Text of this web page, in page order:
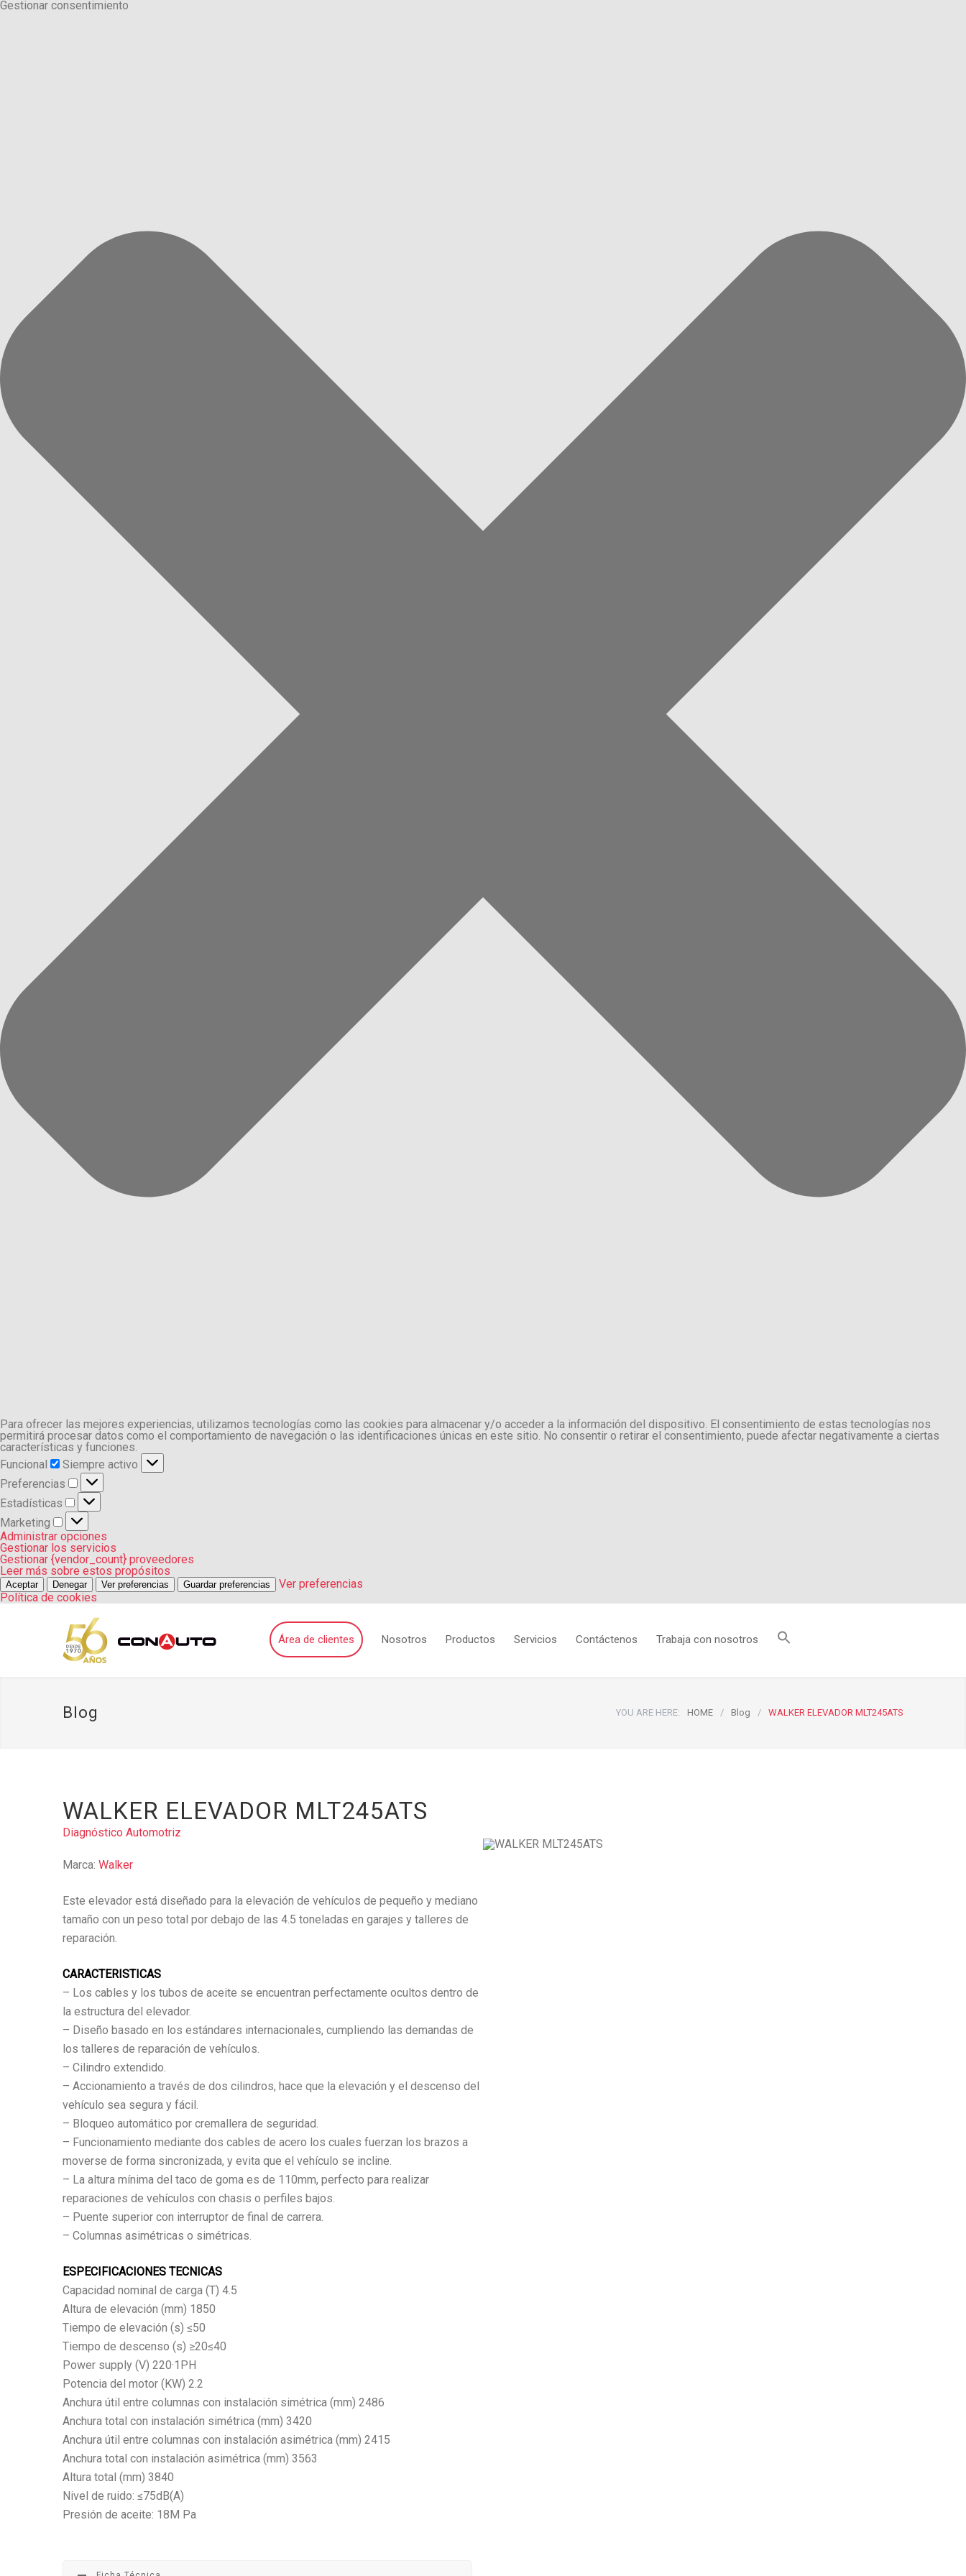
Gestionar consentimiento
Para ofrecer las mejores experiencias, utilizamos tecnologías como las cookies para almacenar y/o acceder a la información del dispositivo. El consentimiento de estas tecnologías nos
permitirá procesar datos como el comportamiento de navegación o las identificaciones únicas en este sitio. No consentir o retirar el consentimiento, puede afectar negativamente a ciertas
características y funciones.
Funcional
Funcional
Siempre activo
Preferencias
Preferencias
Estadísticas
Estadísticas
Marketing
Marketing
Administrar opciones
Gestionar los servicios
Gestionar {vendor_count} proveedores
Leer más sobre estos propósitos
Aceptar Denegar Ver preferencias Guardar preferencias
Ver preferencias
Política de cookies
Área de clientes Nosotros Productos Servicios Contáctenos Trabaja con nosotros
Blog YOU ARE HERE: HOME / Blog / WALKER ELEVADOR MLT245ATS
WALKER ELEVADOR MLT245ATS
Diagnóstico Automotriz
Marca: Walker
Este elevador está diseñado para la elevación de vehículos de pequeño y mediano
tamaño con un peso total por debajo de las 4.5 toneladas en garajes y talleres de
reparación.
CARACTERISTICAS
– Los cables y los tubos de aceite se encuentran perfectamente ocultos dentro de
la estructura del elevador.
– Diseño basado en los estándares internacionales, cumpliendo las demandas de
los talleres de reparación de vehículos.
– Cilindro extendido.
– Accionamiento a través de dos cilindros, hace que la elevación y el descenso del
vehículo sea segura y fácil.
– Bloqueo automático por cremallera de seguridad.
– Funcionamiento mediante dos cables de acero los cuales fuerzan los brazos a
moverse de forma sincronizada, y evita que el vehículo se incline.
– La altura mínima del taco de goma es de 110mm, perfecto para realizar
reparaciones de vehículos con chasis o perfiles bajos.
– Puente superior con interruptor de final de carrera.
– Columnas asimétricas o simétricas.
ESPECIFICACIONES TECNICAS
Capacidad nominal de carga (T) 4.5
Altura de elevación (mm) 1850
Tiempo de elevación (s) ≤50
Tiempo de descenso (s) ≥20≤40
Power supply (V) 220·1PH
Potencia del motor (KW) 2.2
Anchura útil entre columnas con instalación simétrica (mm) 2486
Anchura total con instalación simétrica (mm) 3420
Anchura útil entre columnas con instalación asimétrica (mm) 2415
Anchura total con instalación asimétrica (mm) 3563
Altura total (mm) 3840
Nivel de ruido: ≤75dB(A)
Presión de aceite: 18M Pa